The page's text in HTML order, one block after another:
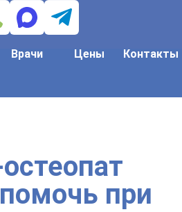
Врачи Цены Контакты
при